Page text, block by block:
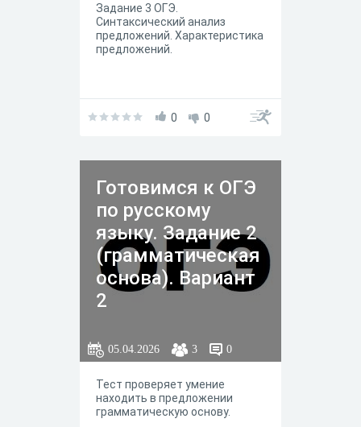
Задание 3 ОГЭ.
Синтаксический анализ
предложений. Характеристика
предложений.
0 0
Готовимся к ОГЭ
по русскому
языку. Задание 2
(грамматическая
основа). Вариант
2
05.04.2026 3 0
Тест проверяет умение
находить в предложении
грамматическую основу.